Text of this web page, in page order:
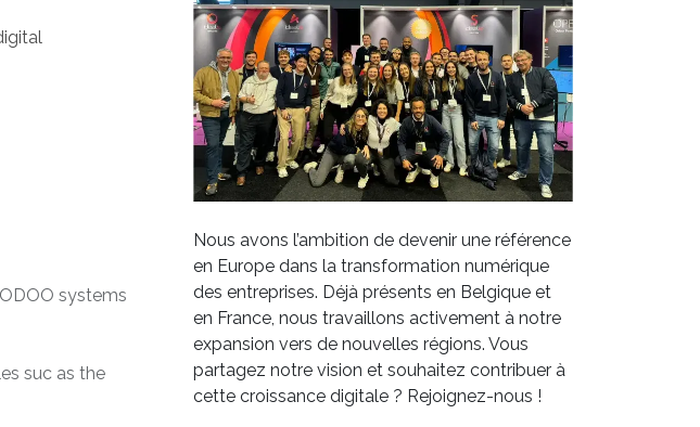
systems
suc as the
Nous avons l’ambition de devenir une référence
en Europe dans la transformation numérique
des entreprises. Déjà présents en Belgique et
en France, nous travaillons activement à notre
expansion vers de nouvelles régions. Vous
partagez notre vision et souhaitez contribuer à
cette croissance digitale ? Rejoignez-nous !